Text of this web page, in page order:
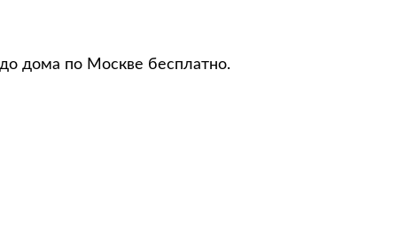
дома по Москве бесплатно.